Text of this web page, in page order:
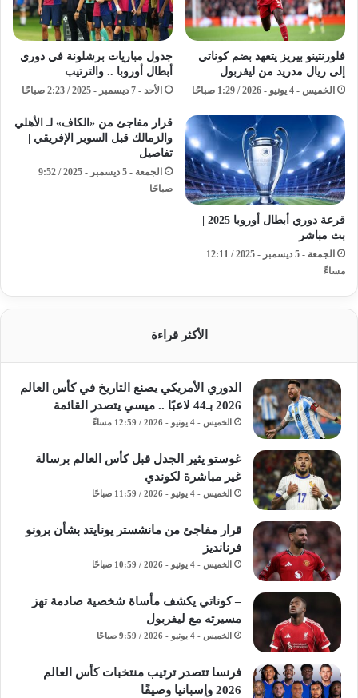
فلورنتينو بيريز يتعهد بضم كوناتي
إلى ريال مدريد من ليفربول
الخميس - 4 يونيو - 2026 / 1:29 صباحًا
جدول مباريات برشلونة في دوري
أبطال أوروبا .. والترتيب
الأحد - 7 ديسمبر - 2025 / 2:23 صباحًا
بث مباشر
الجمعة - 5 ديسمبر - 2025 / 12:11
مساءً
قرار مفاجئ من «الكاف» لـ الأهلي
والزمالك قبل السوبر الإفريقي |
تفاصيل
الجمعة - 5 ديسمبر - 2025 / 9:52
صباحًا
الأكثر قراءة
الدوري الأمريكي يصنع التاريخ في كأس العالم
2026 بـ44 لاعبًا .. ميسي يتصدر القائمة
الخميس - 4 يونيو - 2026 / 12:59 مساءً
غوستو يثير الجدل قبل كأس العالم برسالة
غير مباشرة لكوندي
الخميس - 4 يونيو - 2026 / 11:59 صباحًا
قرار مفاجئ من مانشستر يونايتد بشأن برونو
فرنانديز
الخميس - 4 يونيو - 2026 / 10:59 صباحًا
– كوناتي يكشف مأساة شخصية صادمة تهز
مسيرته مع ليفربول
الخميس - 4 يونيو - 2026 / 9:59 صباحًا
فرنسا تتصدر ترتيب منتخبات كأس العالم
2026 وإسبانيا وصيفًا